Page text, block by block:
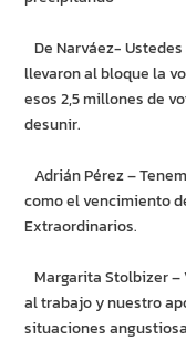
De Narváez-
llevaron al bloque la
esos 2,5 millones de
desunir.
Adrián Pérez –
como el vencimiento
Extraordinarios.
Margarita Stolbizer
al trabajo y nuestro
situaciones